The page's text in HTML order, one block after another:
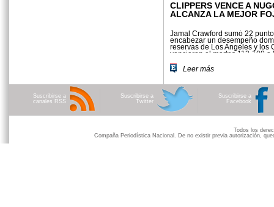
CLIPPERS VENCE A
ALCANZA LA MEJOR
Jamal Crawford sumó 22
encabezar un desempeño
reservas de Los Angeles y los
vencieron el martes 112-100 a
Leer más
Suscribirse a
canales RSS
Suscribirse a
Twitter
Suscribirse a
Facebook
Todos los
Compaña Periodística Nacional. De no existir previa autorización,